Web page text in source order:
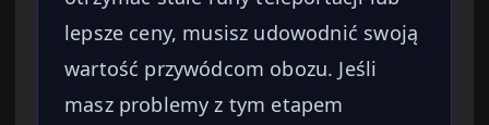
lepsze ceny, musisz udowodnić swoją
wartość przywódcom obozu. Jeśli
masz problemy z tym etapem